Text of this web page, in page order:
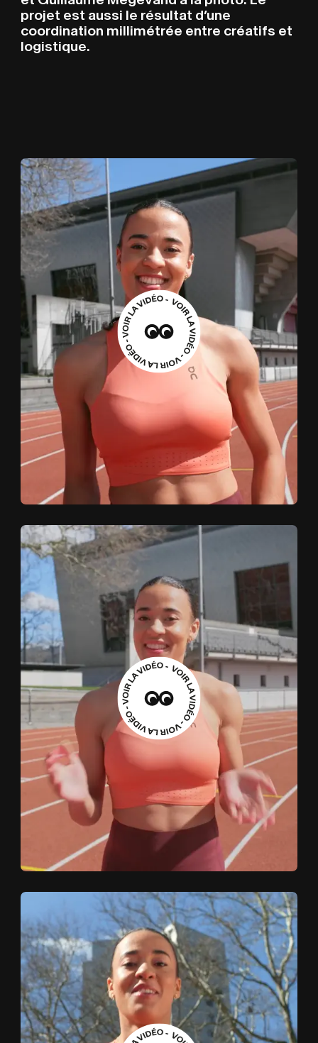
APROPOSA
BLOGBLOG
CONTACT
projet est aussi le résultat d’une
coordination millimétrée entre créatifs et
logistique.